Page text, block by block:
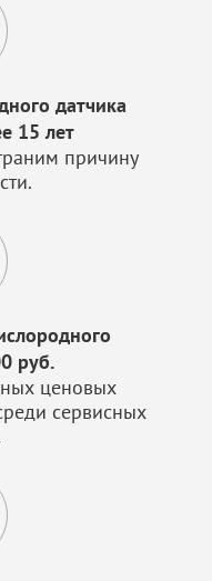
датчика
15 лет
причину
руб.
ценовых
сервисных